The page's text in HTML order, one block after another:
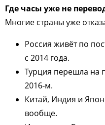
Где часы уже не
Многие страны уже
Россия живёт по
с 2014 года.
Турция перешла на
2016-м.
Китай, Индия и
вообще.